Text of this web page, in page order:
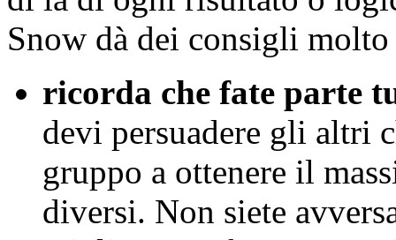
Snow dà dei consigli
ricorda che fate parte
devi persuadere gli altri
gruppo a ottenere il
diversi. Non siete